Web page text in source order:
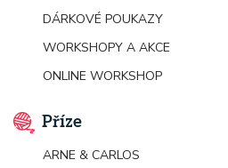
DÁRKOVÉ POUKAZY
WORKSHOPY A AKCE
ONLINE WORKSHOP
Příze
ARNE & CARLOS